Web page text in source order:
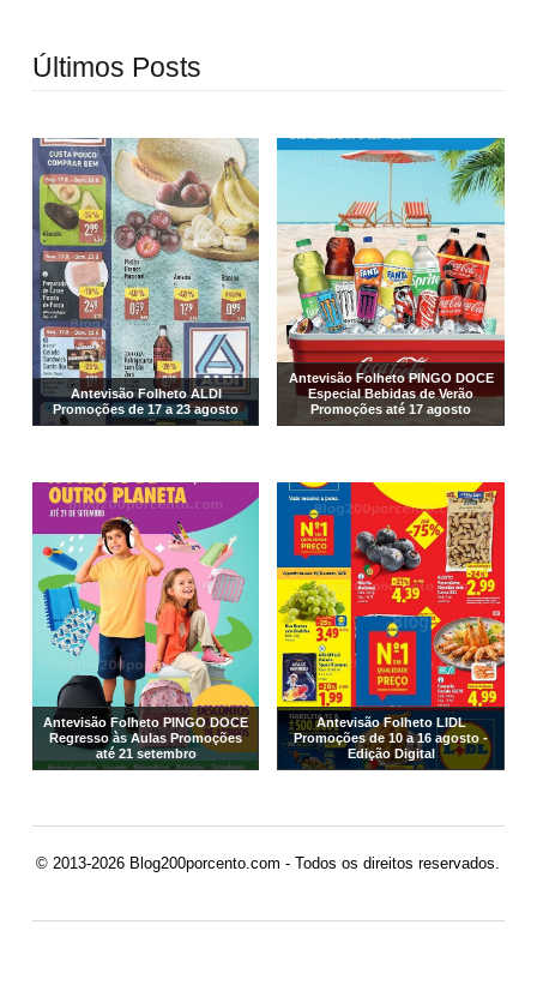
Últimos Posts
Antevisão Folheto ALDI
Promoções de 17 a 23 agosto
Antevisão Folheto PINGO DOCE
Especial Bebidas de Verão
Promoções até 17 agosto
Antevisão Folheto PINGO DOCE
Regresso às Aulas Promoções
até 21 setembro
Antevisão Folheto LIDL
Promoções de 10 a 16 agosto -
Edição Digital
© 2013-2026 Blog200porcento.com - Todos os direitos reservados.